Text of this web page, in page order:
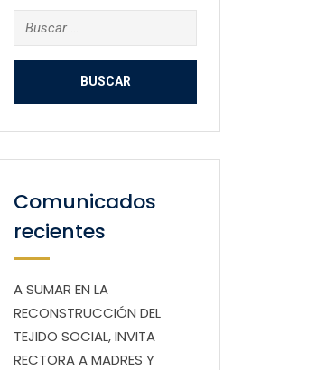
Buscar:
Comunicados
recientes
A SUMAR EN LA
RECONSTRUCCIÓN DEL
TEJIDO SOCIAL, INVITA
RECTORA A MADRES Y